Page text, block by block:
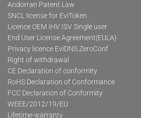
Andorran Patent Law
SNCL license for EviToken
Licence OEM IHV ISV Single user
End User License Agreement(EULA)
Privacy licence EviDNS ZeroConf
Right of withdrawal
CE Declaration of conformity
RoHS Declaration of Conformance
FCC Declaration of Conformity
WEEE/2012/19/EU
Lifetime-warranty